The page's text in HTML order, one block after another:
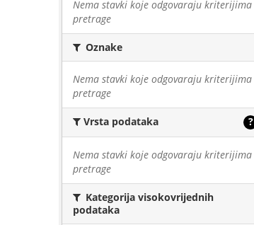
Nema stavki koje odgovaraju kriterijima
pretrage
Oznake
Nema stavki koje odgovaraju kriterijima
pretrage
Vrsta podataka ?
Nema stavki koje odgovaraju kriterijima
pretrage
Kategorija visokovrijednih
podataka